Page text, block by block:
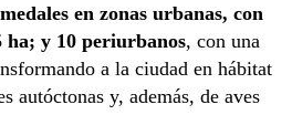
en zonas urbanas, con
ha; y 10 periurbanos, con una
a la ciudad en hábitat
autóctonas y, además, de aves